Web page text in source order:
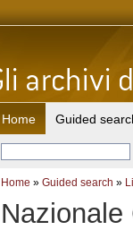
Home Guided
Home » Guided search »
Nazionale